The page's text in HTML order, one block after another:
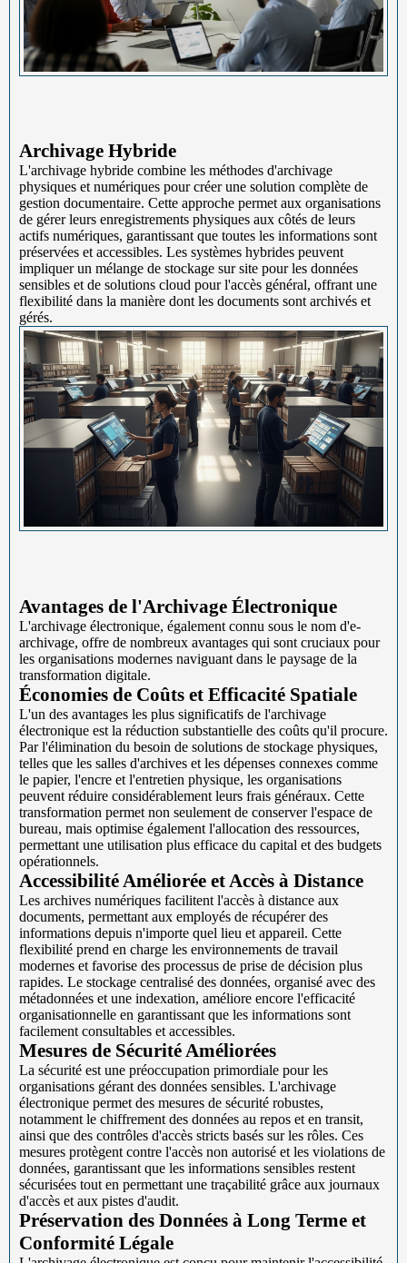
Archivage Hybride
L'archivage hybride combine les méthodes d'archivage
physiques et numériques pour créer une solution complète de
gestion documentaire. Cette approche permet aux organisations
de gérer leurs enregistrements physiques aux côtés de leurs
actifs numériques, garantissant que toutes les informations sont
préservées et accessibles. Les systèmes hybrides peuvent
impliquer un mélange de stockage sur site pour les données
sensibles et de solutions cloud pour l'accès général, offrant une
flexibilité dans la manière dont les documents sont archivés et
gérés.
Avantages de l'Archivage Électronique
L'archivage électronique, également connu sous le nom d'e-
archivage, offre de nombreux avantages qui sont cruciaux pour
les organisations modernes naviguant dans le paysage de la
transformation digitale.
Économies de Coûts et Efficacité Spatiale
L'un des avantages les plus significatifs de l'archivage
électronique est la réduction substantielle des coûts qu'il procure.
Par l'élimination du besoin de solutions de stockage physiques,
telles que les salles d'archives et les dépenses connexes comme
le papier, l'encre et l'entretien physique, les organisations
peuvent réduire considérablement leurs frais généraux. Cette
transformation permet non seulement de conserver l'espace de
bureau, mais optimise également l'allocation des ressources,
permettant une utilisation plus efficace du capital et des budgets
opérationnels.
Accessibilité Améliorée et Accès à Distance
Les archives numériques facilitent l'accès à distance aux
documents, permettant aux employés de récupérer des
informations depuis n'importe quel lieu et appareil. Cette
flexibilité prend en charge les environnements de travail
modernes et favorise des processus de prise de décision plus
rapides. Le stockage centralisé des données, organisé avec des
métadonnées et une indexation, améliore encore l'efficacité
organisationnelle en garantissant que les informations sont
facilement consultables et accessibles.
Mesures de Sécurité Améliorées
La sécurité est une préoccupation primordiale pour les
organisations gérant des données sensibles. L'archivage
électronique permet des mesures de sécurité robustes,
notamment le chiffrement des données au repos et en transit,
ainsi que des contrôles d'accès stricts basés sur les rôles. Ces
mesures protègent contre l'accès non autorisé et les violations de
données, garantissant que les informations sensibles restent
sécurisées tout en permettant une traçabilité grâce aux journaux
d'accès et aux pistes d'audit.
Préservation des Données à Long Terme et
Conformité Légale